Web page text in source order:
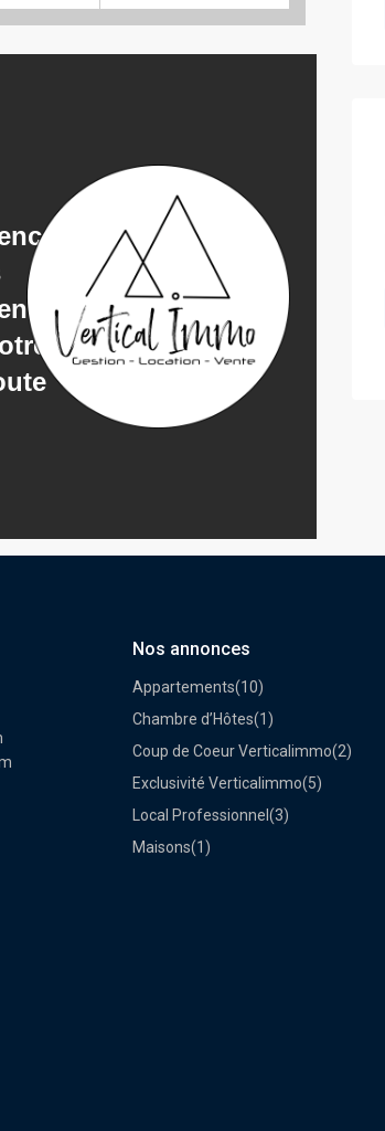
Nos annonces
Appartements(10)
Chambre d’Hôtes(1)
Coup de Coeur Verticalimmo(2)
Exclusivité Verticalimmo(5)
Local Professionnel (3)
Maisons(1)